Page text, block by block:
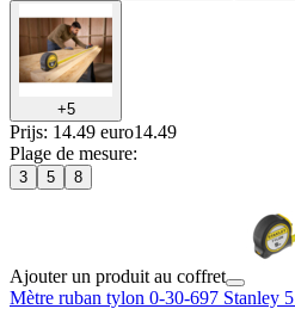
+5
Prijs: 14.49 euro14.49
Plage de mesure:
3 5 8
Ajouter un produit au coffret
Mètre ruban tylon 0-30-697 Stanley